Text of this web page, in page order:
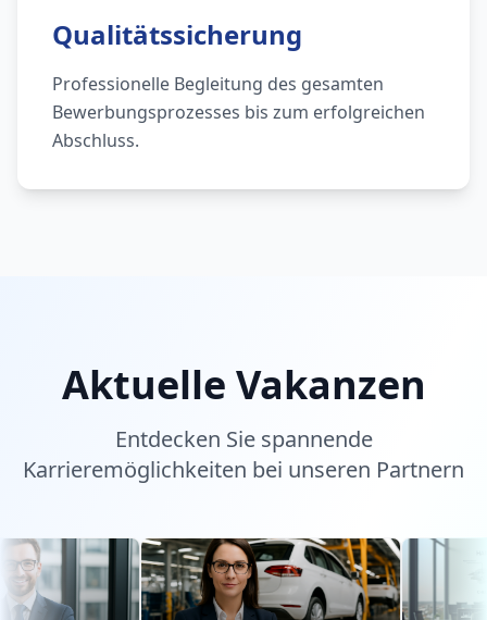
Qualitätssicherung
Professionelle Begleitung des gesamten
Bewerbungsprozesses bis zum erfolgreichen
Abschluss.
Aktuelle Vakanzen
Entdecken Sie spannende
Karrieremöglichkeiten bei unseren Partnern